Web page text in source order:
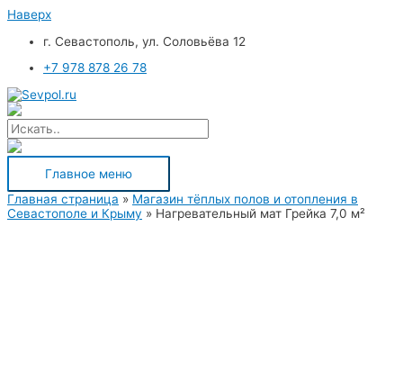
Наверх
г. Севастополь, ул. Соловьёва 12
+7 978 878 26 78
Главное меню
Главная страница » Магазин тёплых полов и отопления в
Севастополе и Крыму » Нагревательный мат Грейка 7,0 м²